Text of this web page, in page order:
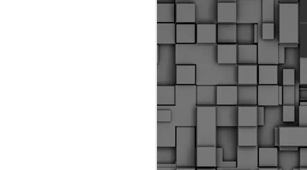
αστυνομικούς, οι οποίοι έχουν
εκπαίδευσή τους και
καθήκοντα.
ο Δήμος παρέλαβε τρία
μετακινήσεις των